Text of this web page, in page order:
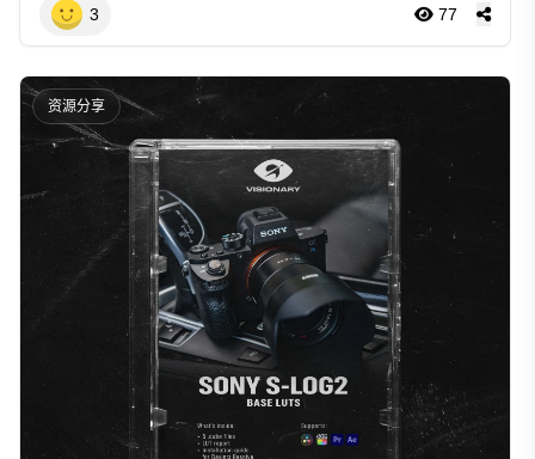
3 77
资源分享